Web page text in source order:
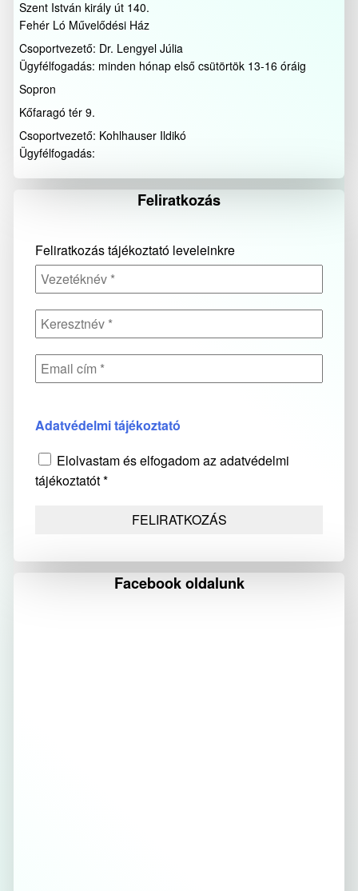
Szent István király út 140.
Fehér Ló Művelődési Ház
Csoportvezető: Dr. Lengyel Júlia
Ügyfélfogadás: minden hónap első csütörtök 13-16 óráig
Sopron
Kőfaragó tér 9.
Csoportvezető: Kohlhauser Ildikó
Ügyfélfogadás:
Feliratkozás
Feliratkozás tájékoztató leveleinkre
Adatvédelmi tájékoztató
Elolvastam és elfogadom az adatvédelmi
tájékoztatót *
Facebook oldalunk